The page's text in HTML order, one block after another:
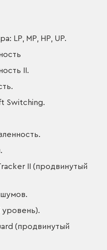
LP, MP, HP, UP.
II.
Switching.
II (продвинутый
уровень).
(продвинутый